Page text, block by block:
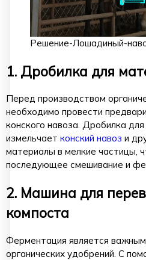
Решение-Лошадиный-
1. Дробилка для
Перед производством
необходимо провести
конского навоза. Дробилка
измельчает конский навоз и
материалы в мелкие частицы,
последующее смешивание и
2. Машина для
компоста
Ферментация является
органических удобрений. С